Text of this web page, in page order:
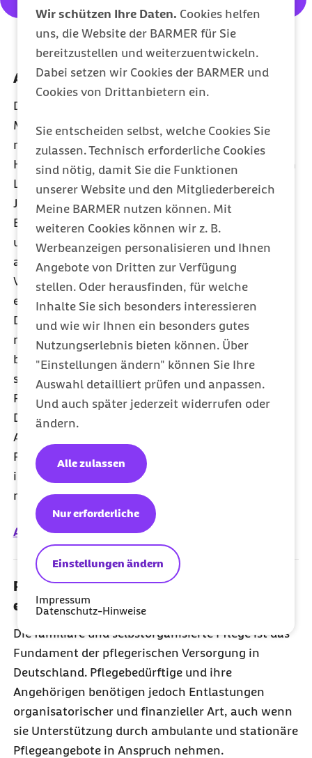
Wir schützen Ihre Daten. Cookies helfen
uns, die Website der BARMER für Sie
bereitzustellen und weiterzuentwickeln.
Dabei setzen wir Cookies der BARMER und
Cookies von Drittanbietern ein.
Sie entscheiden selbst, welche Cookies Sie
zulassen. Technisch erforderliche Cookies
sind nötig, damit Sie die Funktionen
unserer Website und den Mitgliederbereich
Meine BARMER nutzen können. Mit
weiteren Cookies können wir z. B.
Werbeanzeigen personalisieren und Ihnen
Angebote von Dritten zur Verfügung
stellen. Oder herausfinden, für welche
Inhalte Sie sich besonders interessieren
und wie wir Ihnen ein besonders gutes
Nutzungserlebnis bieten können. Über
"Einstellungen ändern" können Sie Ihre
Auswahl detailliert prüfen und anpassen.
Und auch später jederzeit widerrufen oder
ändern.
Einstellungen ändern
Nur erforderliche
Alle zulassen
Impressum
Datenschutz-Hinweise
Ambulante Pflegestrukturen ausbauen
Die Zahl chronisch kranker und pflegebedürftiger
Menschen steigt stetig an. Der Wunsch nach
möglichst langem Verbleib in der eigenen
Häuslichkeit führt zu einer großen Nachfrage nach
Leistungen der ambulanten Pflege. So ist in den
Jahren 2018 bis Ende 2024 die Zahl der bei der
Barmer versicherten Pflegebedürftigen insgesamt
um ca. 80 Prozent angestiegen, im Bereich der
ambulanten Pflege war im selben Zeitraum eine
Verdoppelung der Leistungsempfängerinnen und -
empfänger zu verzeichnen.
Dem wachsenden Bedarf nach ambulanter Pflege
muss durch geeignete Versorgungsmodelle, die
bessere Vernetzung der Akteure im Pflegesystem
sowie den zielgerichteten Einsatz aller
Pflegeprofessionen Rechnung getragen werden.
Die Stärkung der ambulanten Pflege kann die
Ausgaben im System der sozialen
Pflegeversicherung abmildern, da die Versorgung
in stationären Pflegeeinrichtungen in der Regel
mit weitaus höheren Kosten verbunden ist.
Ambulante Pflegestrukturen ausbauen
Pflegebedürftige und ihre Angehörigen
entlasten
Die familiäre und selbstorganisierte Pflege ist das
Fundament der pflegerischen Versorgung in
Deutschland. Pflegebedürftige und ihre
Angehörigen benötigen jedoch Entlastungen
organisatorischer und finanzieller Art, auch wenn
sie Unterstützung durch ambulante und stationäre
Pflegeangebote in Anspruch nehmen.